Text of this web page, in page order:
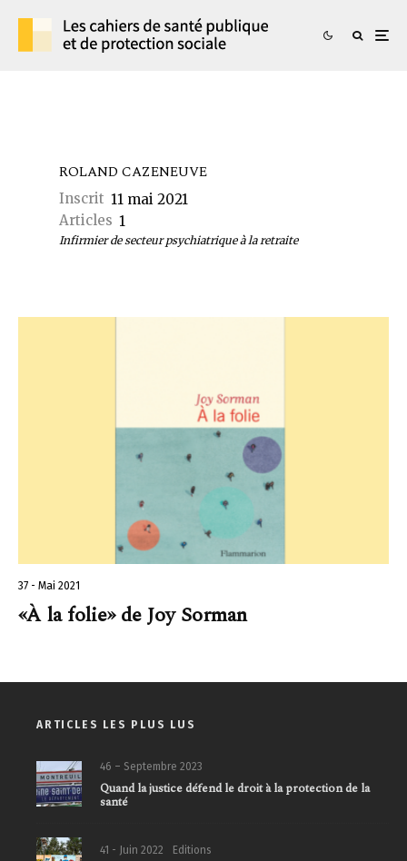
ROLAND CAZENEUVE
Inscrit 11 mai 2021
Articles 1
Infirmier de secteur psychiatrique à la retraite
37 - Mai 2021
«À la folie» de Joy Sorman
ARTICLES LES PLUS LUS
46 – Septembre 2023
Quand la justice défend le droit à la protection de la
santé
41 - Juin 2022 Editions